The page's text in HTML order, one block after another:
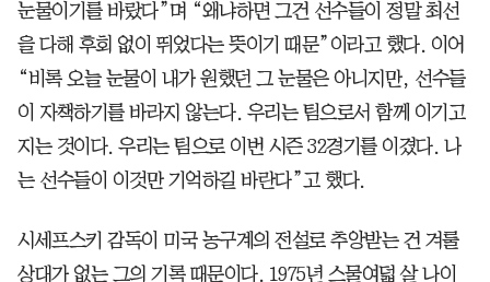
눈물이기를 바랐다”며 “왜냐하면 그건 선수들이 정말 최선
을 다해 후회 없이 뛰었다는 뜻이기 때문”이라고 했다. 이어
“비록 오늘 눈물이 내가 원했던 그 눈물은 아니지만, 선수들
이 자책하기를 바라지 않는다. 우리는 팀으로서 함께 이기고
지는 것이다. 우리는 팀으로 이번 시즌 32경기를 이겼다. 나
는 선수들이 이것만 기억하길 바란다”고 했다.
시세프스키 감독이 미국 농구계의 전설로 추앙받는 건 겨룰
상대가 없는 그의 기록 때문이다. 1975년 스물여덟 살 나이